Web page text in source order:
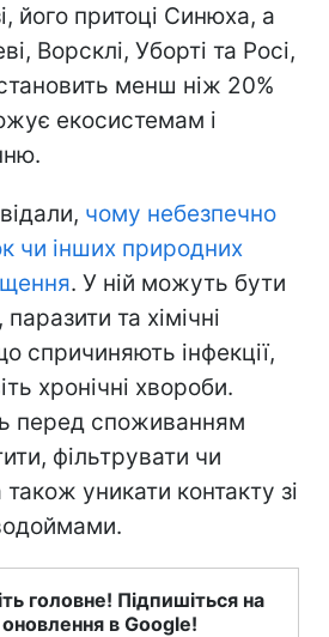
його притоці Синюха, а
Ворсклі, Уборті та Росі,
менш ніж 20%
екосистемам і
чому небезпечно
чи інших природних
. У ній можуть бути
паразити та хімічні
спричиняють інфекції,
хронічні хвороби.
перед споживанням
фільтрувати чи
також уникати контакту зі
головне! Підпишіться на
оновлення в Google!